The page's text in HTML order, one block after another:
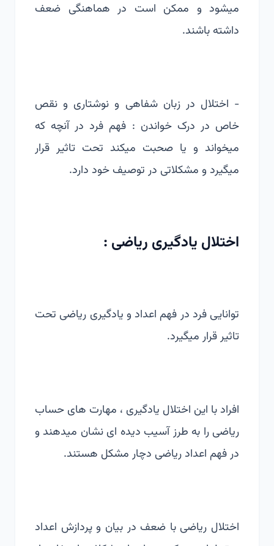
میشود و ممکن است در هماهنگی ضعف
داشته باشند.
- اختلال در زبان شفاهی و نوشتاری و نقص
خاص در درک خواندن : فهم فرد در آنچه که
میخواند و یا صحبت میکند تحت تاثیر قرار
میگیرد و مشکلاتی در توصیف خود دارد.
اختلال یادگیری ریاضی :
توانایی فرد در فهم اعداد و یادگیری ریاضی تحت
تاثیر قرار میگیرد.
افراد با این اختلال یادگیری ، مهارت های حساب
ریاضی را به طرز آسیب دیده ای نشان میدهند و
در فهم اعداد ریاضی دچار مشکل هستند.
اختلال ریاضی با ضعف در بیان و پردازش اعداد